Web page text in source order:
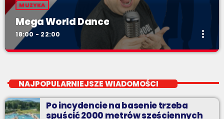
MUZYKA
Mega World Dance
18:00 - 22:00 more_vert
Ponadczasowa lista tanecznych hitów z kręgu muzyki euro
dance. Największe z największych - hity wszech czasów w
NAJPOPULARNIEJSZE WIADOMOŚCI
Po incydencie na basenie trzeba
spuścić 2000 metrów sześciennych